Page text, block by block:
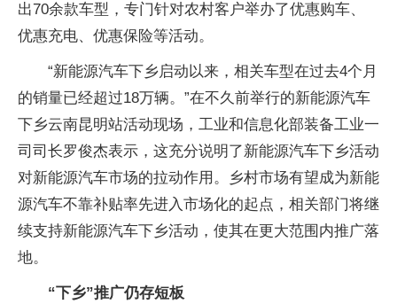
出70余款车型，专门针对农村客户举办了优惠购车、
优惠充电、优惠保险等活动。
“新能源汽车下乡启动以来，相关车型在过去4个月
的销量已经超过18万辆。”在不久前举行的新能源汽车
下乡云南昆明站活动现场，工业和信息化部装备工业一
司司长罗俊杰表示，这充分说明了新能源汽车下乡活动
对新能源汽车市场的拉动作用。乡村市场有望成为新能
源汽车不靠补贴率先进入市场化的起点，相关部门将继
续支持新能源汽车下乡活动，使其在更大范围内推广落
地。
“下乡”推广仍存短板